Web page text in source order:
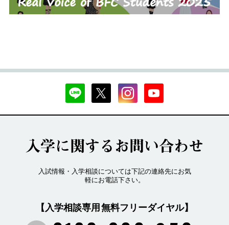
入学に関するお問い合わせ
入試情報・入学相談については下記の連絡先にお気
軽にお電話下さい。
【入学相談専用 無料フリーダイヤル】